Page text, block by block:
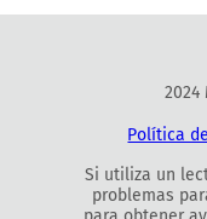
2024
Política
Si utiliza un
problemas